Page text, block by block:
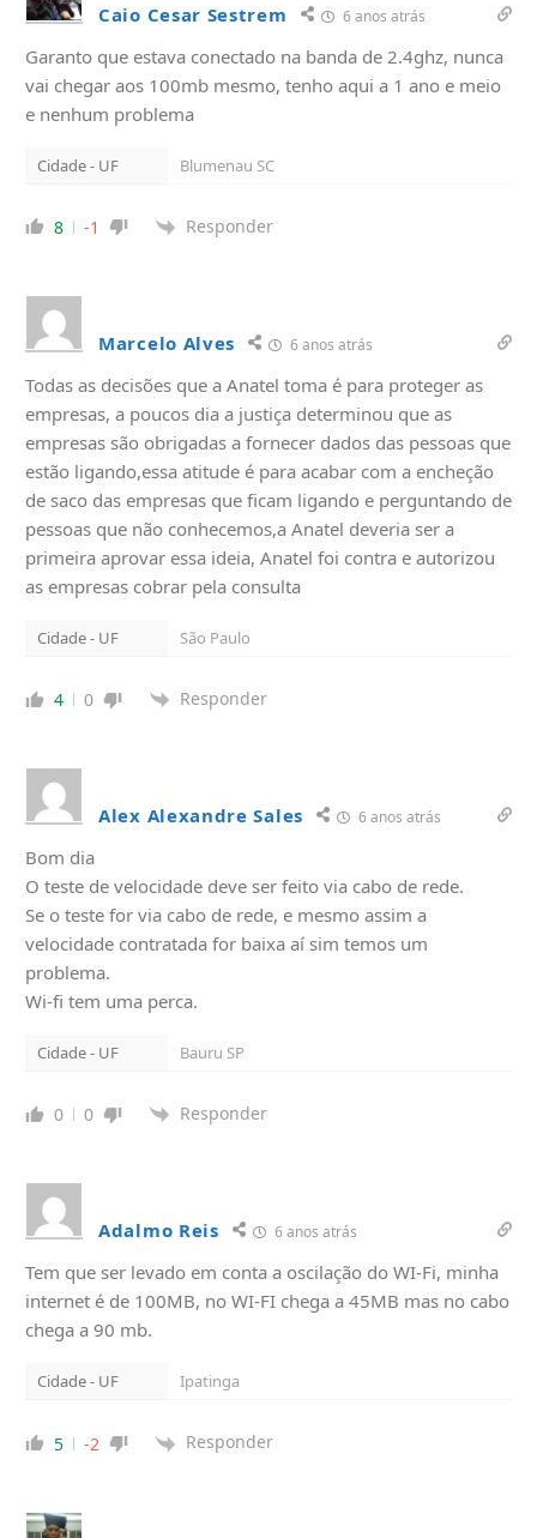
Caio Cesar Sestrem 6 anos atrás
Garanto que estava conectado na banda de 2.4ghz, nunca
vai chegar aos 100mb mesmo, tenho aqui a 1 ano e meio
e nenhum problema
Cidade - UF Blumenau SC
8 -1 Responder
Marcelo Alves 6 anos atrás
Todas as decisões que a Anatel toma é para proteger as
empresas, a poucos dia a justiça determinou que as
empresas são obrigadas a fornecer dados das pessoas que
estão ligando,essa atitude é para acabar com a encheção
de saco das empresas que ficam ligando e perguntando de
pessoas que não conhecemos,a Anatel deveria ser a
primeira aprovar essa ideia, Anatel foi contra e autorizou
as empresas cobrar pela consulta
Cidade - UF São Paulo
4 0 Responder
Alex Alexandre Sales 6 anos atrás
Bom dia
O teste de velocidade deve ser feito via cabo de rede.
Se o teste for via cabo de rede, e mesmo assim a
velocidade contratada for baixa aí sim temos um
problema.
Wi-fi tem uma perca.
Cidade - UF Bauru SP
0 0 Responder
Adalmo Reis 6 anos atrás
Tem que ser levado em conta a oscilação do WI-Fi, minha
internet é de 100MB, no WI-FI chega a 45MB mas no cabo
chega a 90 mb.
Cidade - UF Ipatinga
5 -2 Responder